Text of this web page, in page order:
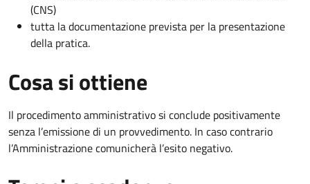
(CNS)
tutta la documentazione prevista per la presentazione
della pratica.
Cosa si ottiene
Il procedimento amministrativo si conclude positivamente
senza l’emissione di un provvedimento. In caso contrario
l’Amministrazione comunicherà l’esito negativo.